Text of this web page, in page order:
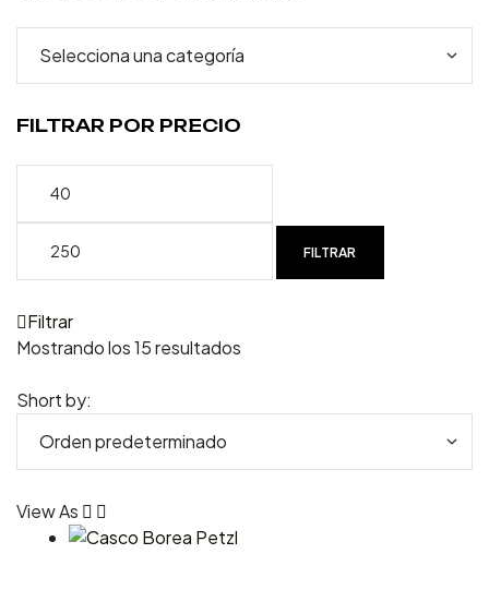
FILTRAR POR PRECIO
FILTRAR
Filtrar
Mostrando los 15 resultados
Short by:
View As